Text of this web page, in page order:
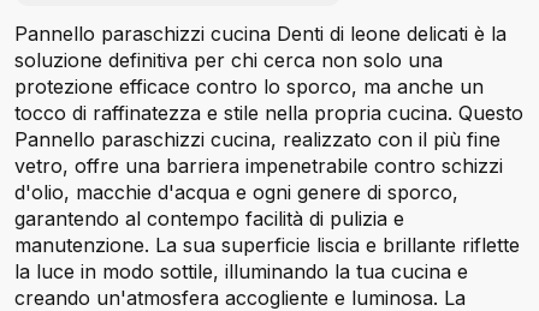
Pannello paraschizzi cucina Denti di leone delicati è la
soluzione definitiva per chi cerca non solo una
protezione efficace contro lo sporco, ma anche un
tocco di raffinatezza e stile nella propria cucina. Questo
Pannello paraschizzi cucina, realizzato con il più fine
vetro, offre una barriera impenetrabile contro schizzi
d'olio, macchie d'acqua e ogni genere di sporco,
garantendo al contempo facilità di pulizia e
manutenzione. La sua superficie liscia e brillante riflette
la luce in modo sottile, illuminando la tua cucina e
creando un'atmosfera accogliente e luminosa. La